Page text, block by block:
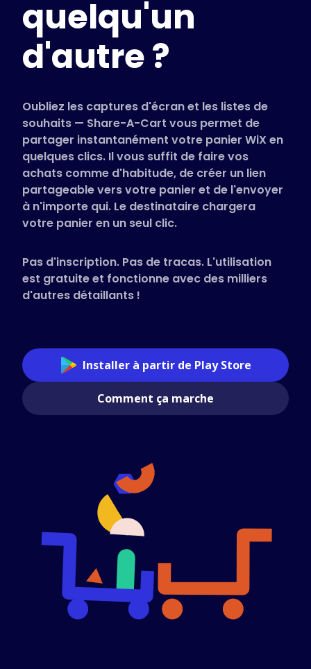
Magasins pris en charge
FAQ
Guides d'utilisation
Français (French)
quelqu'un
d'autre ?
Oubliez les captures d'écran et les listes de
souhaits — Share-A-Cart vous permet de
partager instantanément votre panier WiX en
quelques clics. Il vous suffit de faire vos
achats comme d'habitude, de créer un lien
partageable vers votre panier et de l'envoyer
à n'importe qui. Le destinataire chargera
votre panier en un seul clic.
Pas d'inscription. Pas de tracas. L'utilisation
est gratuite et fonctionne avec des milliers
d'autres détaillants !
Installer à partir de Play Store
Comment ça marche